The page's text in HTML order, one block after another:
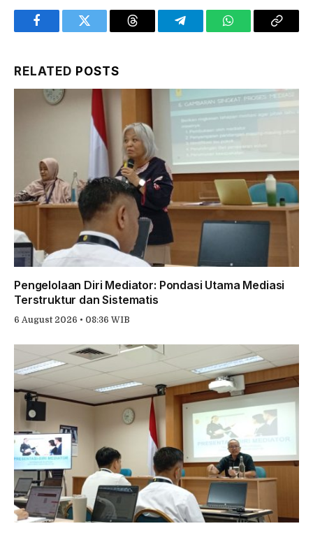
FacebookTwitter Threads TelegramWhatsAppCopy
RELATED POSTS
Pengelolaan Diri Mediator: Pondasi Utama Mediasi
Terstruktur dan Sistematis
6 August 2026 • 08:36 WIB